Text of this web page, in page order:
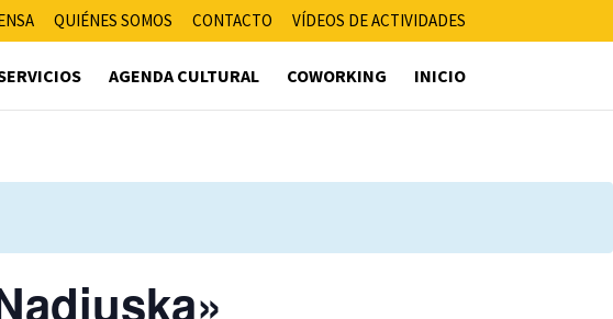
QUIÉNES SOMOS CONTACTO VÍDEOS DE ACTIVIDADES
AGENDA CULTURAL COWORKING INICIO